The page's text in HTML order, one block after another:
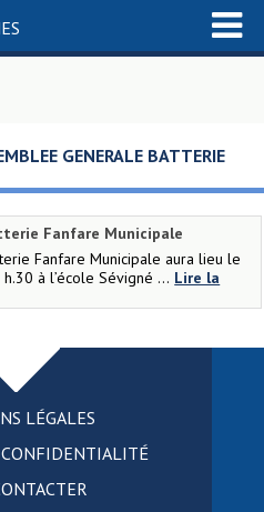
GENERALE BATTERIE
Fanfare Municipale
Fanfare Municipale aura lieu le
à l’école Sévigné ... Lire la
LÉGALES